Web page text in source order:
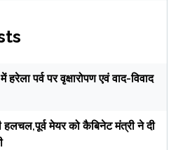
हरेला पर्व पर वृक्षारोपण एवं वाद-विवाद
हलचल,पूर्व मेयर को कैबिनेट मंत्री ने दी